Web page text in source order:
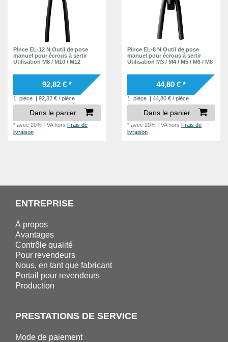
Pince EL-12 N Outil de pose
manuel pour écrous à sertir
Utilisation M8 / M10 / M12
92,82 € *
1 pièce | 92,82 € / pièce
Dans le panier
*avec 20% TVAhorsFrais de
livraison
Pince EL-8 N Outil de pose
manuel pour écrous à sertir
Utilisation M3 / M4 / M5 / M6 / M8
44,80 € *
1 pièce | 44,80 € / pièce
Dans le panier
*avec 20% TVAhorsFrais de
livraison
ENTREPRISE
À propos
Avantages
Contrôle qualité
Pour revendeurs
Nous, en tant que fabricant
Portail pour revendeurs
Production
PRESTATIONS DE SERVICE
Mode de paiement